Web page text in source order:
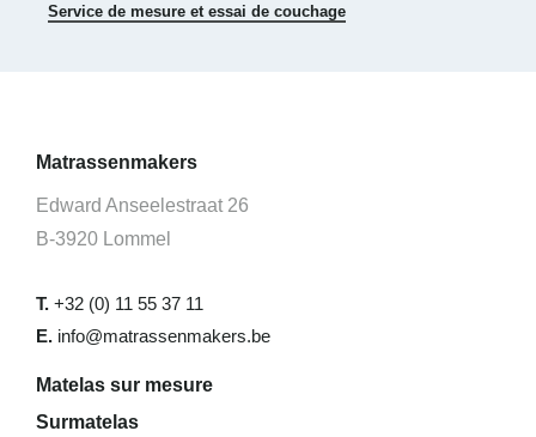
Service de mesure et essai de couchage
Matrassenmakers
Edward Anseelestraat 26
B-3920 Lommel
T. +32 (0) 11 55 37 11
E. info@matrassenmakers.be
Matelas sur mesure
Surmatelas